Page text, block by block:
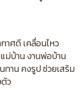
าศดี เคลื่อนไหว
ม่บ้าน งานพ่อบ้าน
ทาน คงรูป ช่วยเสริม
ว